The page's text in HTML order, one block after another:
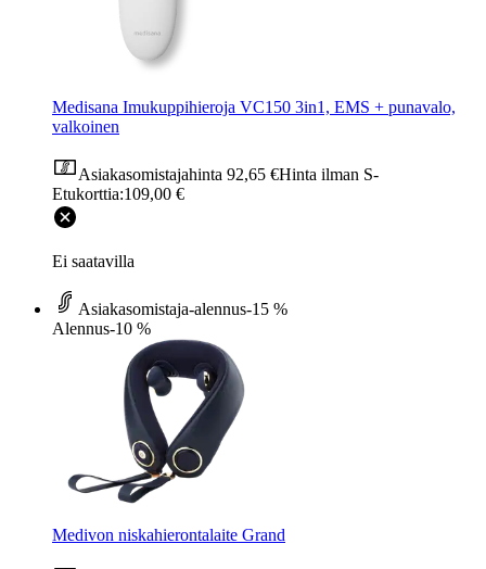
Medisana Imukuppihieroja VC150 3in1, EMS + punavalo,
valkoinen
Asiakasomistajahinta 92,65 €Hinta ilman S-
Etukorttia:109,00 €
Ei saatavilla
Asiakasomistaja-alennus-15 %
Alennus-10 %
Medivon niskahierontalaite Grand